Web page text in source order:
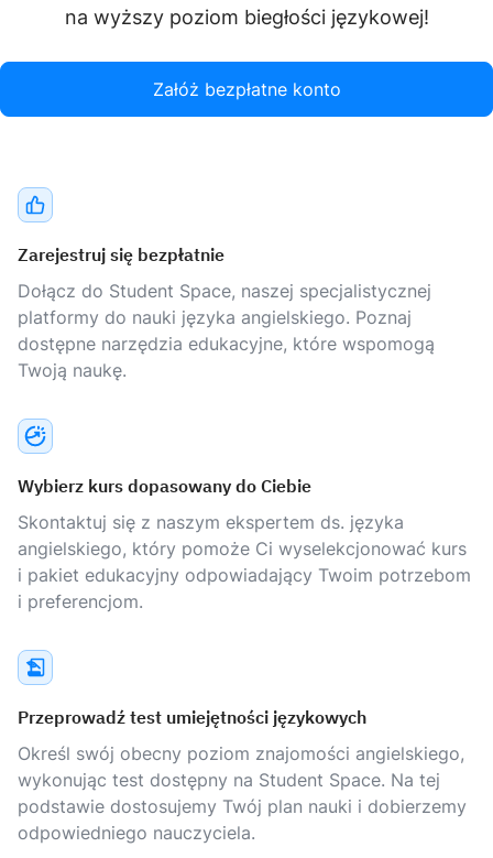
na wyższy poziom biegłości językowej!
Załóż bezpłatne konto
Zarejestruj się bezpłatnie
Dołącz do Student Space, naszej specjalistycznej
platformy do nauki języka angielskiego. Poznaj
dostępne narzędzia edukacyjne, które wspomogą
Twoją naukę.
Wybierz kurs dopasowany do Ciebie
Skontaktuj się z naszym ekspertem ds. języka
angielskiego, który pomoże Ci wyselekcjonować kurs
i pakiet edukacyjny odpowiadający Twoim potrzebom
i preferencjom.
Przeprowadź test umiejętności językowych
Określ swój obecny poziom znajomości angielskiego,
wykonując test dostępny na Student Space. Na tej
podstawie dostosujemy Twój plan nauki i dobierzemy
odpowiedniego nauczyciela.